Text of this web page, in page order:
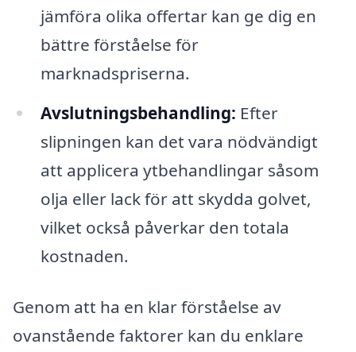
jämföra olika offertar kan ge dig en
bättre förståelse för
marknadspriserna.
Avslutningsbehandling: Efter
slipningen kan det vara nödvändigt
att applicera ytbehandlingar såsom
olja eller lack för att skydda golvet,
vilket också påverkar den totala
kostnaden.
Genom att ha en klar förståelse av
ovanstående faktorer kan du enklare